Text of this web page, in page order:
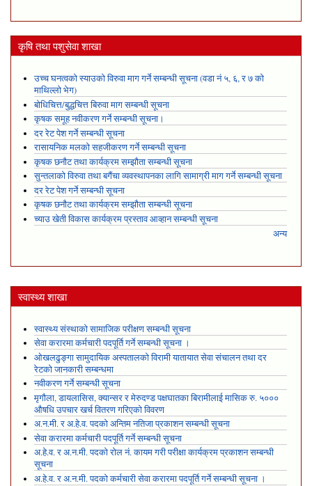
कृषि तथा पशुसेवा शाखा
उच्च घनत्वको स्याउको विरुवा माग गर्ने सम्बन्धी सूचना (वडा नं ५, ६, र ७ को
माथिल्लो भेग)
बोधिचित्त/बुद्धचित्त बिरुवा माग सम्बन्धी सूचना
कृषक समूह नवीकरण गर्ने सम्बन्धी सूचना।
दर रेट पेश गर्ने सम्बन्धी सूचना
रासायनिक मलको सहजीकरण गर्ने सम्बन्धी सूचना
कृषक छनौट तथा कार्यक्रम सम्झौता सम्बन्धी सूचना
सुन्तलाको विरुवा तथा बगैंचा व्यवस्थापनका लागि सामाग्री माग गर्ने सम्बन्धी सूचना
दर रेट पेश गर्ने सम्बन्धी सूचना
कृषक छनौट तथा कार्यक्रम सम्झौता सम्बन्धी सूचना
च्याउ खेती विकास कार्यक्रम प्रस्ताव आव्हान सम्बन्धी सूचना
अन्य
स्वास्थ्य शाखा
स्वास्थ्य संस्थाको सामाजिक परीक्षण सम्बन्धी सूचना
सेवा करारमा कर्मचारी पदपूर्ति गर्ने सम्बन्धी सूचना ।
ओखलढुङ्गा सामुदायिक अस्पतालको विरामी यातायात सेवा संचालन तथा दर
रेटको जानकारी सम्बन्धमा
नवीकरण गर्ने सम्बन्धी सूचना
मृगौला, डायलासिस, क्यान्सर र मेरुदण्ड पक्षघातका बिरामीलाई मासिक रु. ५०००
औषधि उपचार खर्च वितरण गरिएको विवरण
अ.न.मी. र अ.हे.व. पदको अन्तिम नतिजा प्रकाशन सम्बन्धी सूचना
सेवा करारमा कर्मचारी पदपूर्ति गर्ने सम्बन्धी सूचना
अ.हे.व. र अ.न.मी. पदको रोल नं. कायम गरी परीक्षा कार्यक्रम प्रकाशन सम्बन्धी
सूचना
अ.हे.व. र अ.न.मी. पदको कर्मचारी सेवा करारमा पदपूर्ति गर्ने सम्बन्धी सूचना ।